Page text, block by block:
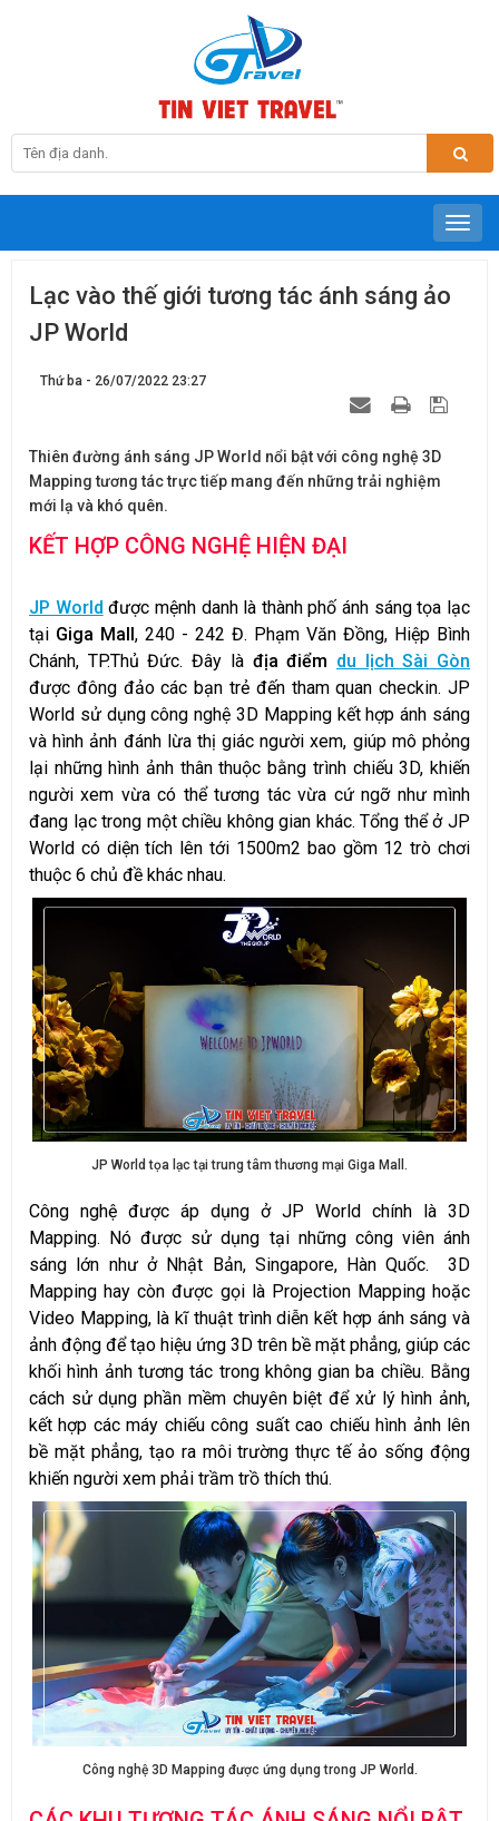
Lạc vào thế giới tương tác ánh sáng ảo
JP World
Thứ ba - 26/07/2022 23:27
Thiên đường ánh sáng JP World nổi bật với công nghệ 3D
Mapping tương tác trực tiếp mang đến những trải nghiệm
mới lạ và khó quên.
KẾT HỢP CÔNG NGHỆ HIỆN ĐẠI
JP World được mệnh danh là thành phố ánh sáng tọa lạc
tại Giga Mall, 240 - 242 Đ. Phạm Văn Đồng, Hiệp Bình
Chánh, TP.Thủ Đức. Đây là địa điểm du lịch Sài Gòn
được đông đảo các bạn trẻ đến tham quan checkin. JP
World sử dụng công nghệ 3D Mapping kết hợp ánh sáng
và hình ảnh đánh lừa thị giác người xem, giúp mô phỏng
lại những hình ảnh thân thuộc bằng trình chiếu 3D, khiến
người xem vừa có thể tương tác vừa cứ ngỡ như mình
đang lạc trong một chiều không gian khác. Tổng thể ở JP
World có diện tích lên tới 1500m2 bao gồm 12 trò chơi
thuộc 6 chủ đề khác nhau.
JP World tọa lạc tại trung tâm thương mại Giga Mall.
Công nghệ được áp dụng ở JP World chính là 3D
Mapping. Nó được sử dụng tại những công viên ánh
sáng lớn như ở Nhật Bản, Singapore, Hàn Quốc. 3D
Mapping hay còn được gọi là Projection Mapping hoặc
Video Mapping, là kĩ thuật trình diễn kết hợp ánh sáng và
ảnh động để tạo hiệu ứng 3D trên bề mặt phẳng, giúp các
khối hình ảnh tương tác trong không gian ba chiều. Bằng
cách sử dụng phần mềm chuyên biệt để xử lý hình ảnh,
kết hợp các máy chiếu công suất cao chiếu hình ảnh lên
bề mặt phẳng, tạo ra môi trường thực tế ảo sống động
khiến người xem phải trầm trồ thích thú.
Công nghệ 3D Mapping được ứng dụng trong JP World.